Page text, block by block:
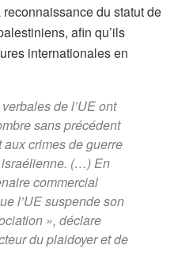
du statut de
afin qu’ils
internationales en
de l’UE ont
sans précédent
crimes de guerre
israélienne. (…) En
commercial
l’UE suspende son
», déclare
du plaidoyer et de